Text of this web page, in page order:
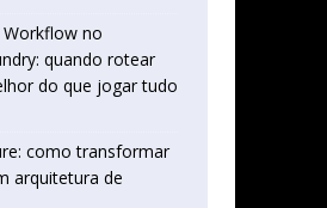
no
quando rotear
do que jogar tudo
como transformar
arquitetura de